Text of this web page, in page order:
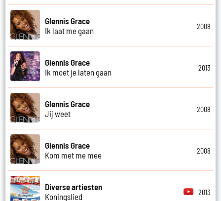
Glennis Grace
Ik laat me gaan
2008
Glennis Grace
Ik moet je laten gaan
2013
Glennis Grace
Jij weet
2008
Glennis Grace
Kom met me mee
2008
Diverse artiesten
Koningslied
2013